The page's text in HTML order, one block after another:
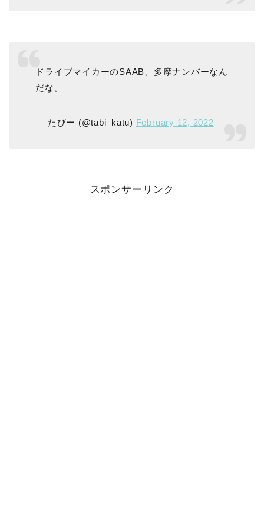
ドライブマイカーのSAAB、多摩ナンバーなん
だな。
— たびー (@tabi_katu) February 12, 2022
スポンサーリンク